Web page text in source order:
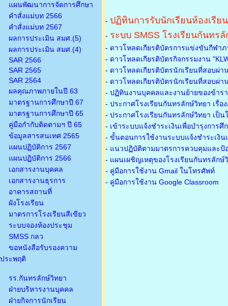
แผนพัฒนาการจัดการศึกษา
คำสั่งแม่บท 2566
คำสั่งแม่บท 2567
ผลการประเมิน สมศ.(5)
ผลการประเมิน สมศ.(4)
SAR 2566
SAR 2565
SAR 2564
ผลคุณภาพภายในปี 63
มาตรฐานการศึกษาปี 67
มาตรฐานการศึกษาปี 65
คู่มือกำกับติดตามฯ ปี 65
ข้อมูลสารสนเทศ 2565
แผนปฏิบัติการ 2567
แผนปฏิบัติการ 2566
เอกสารงานบุคคล
เอกสารงานธุรการ
อาคารสถานที่
ผังโรงเรียน
มาตรการโรงเรียนสีเขียว
ระบบจองห้องประชุม
SMSS กลว
ขอหนังสือรับรองความ
ประพฤติ
รร.กันทรลักษ์วิทยา
ฝ่ายบริหารงานบุคคล
ฝ่ายกิจการนักเรียน
- ปฏิทินการรับนักเรียนห้องเรีย
- ระบบ SMSS โรงเรียนกันทร
- ดาวโหลดเกียรติบัตรการแข่งขันกีฬา
- ดาวโหลดเกียรติบัตรกิจกรรมงาน
- ดาวโหลดเกียรติบัตรนักเรียนที่สอบผ่
- ดาวโหลดเกียรติบัตรนักเรียนที่สอบผ่
- ปฏิทินงานบุคคลและงานย้ายของข้าร
- ประกาศโรงเรียนกันทรลักษ์วิทยา เรื่
- ประกาศโรงเรียนกันทรลักษ์วิทยา เป็
- เข้าระบบแจ้งชำระเงินเพื่อบำรุงการศึ
- ขั้นตอนการใช้งานระบบแจ้งชำระเงิน
- แนวปฏิบัติตามมาตรการควบคุมและป้
- แผนเผชิญเหตุของโรงเรียนกันทรลัก
- คู่มือการใช้งาน Gmail ในโทรศัพท์
- คู่มือการใช้งาน Google Classroom